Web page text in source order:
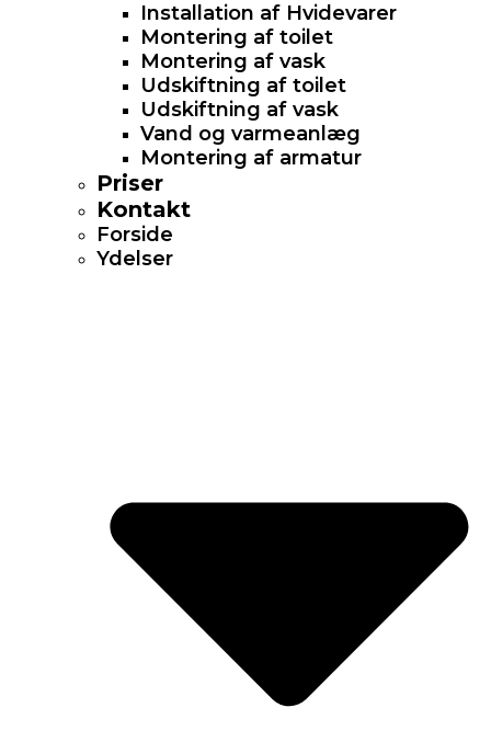
Installation af Hvidevarer​
Montering af toilet
Montering af vask
Udskiftning af toilet
Udskiftning af vask
Vand og varmeanlæg
Montering af armatur
Priser
Kontakt
Forside
Ydelser